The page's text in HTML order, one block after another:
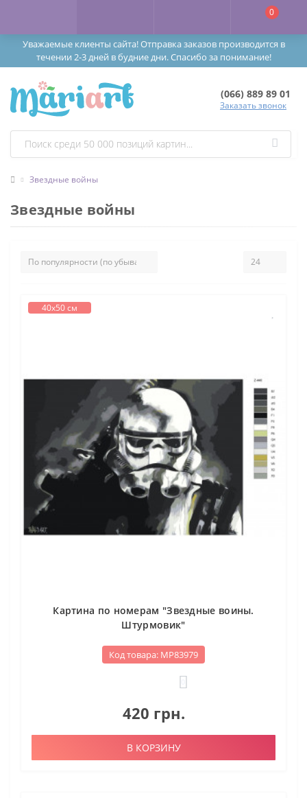
Уважаемые клиенты сайта! Отправка заказов производится в
течении 2-3 дней в будние дни. Спасибо за понимание!
0
(066) 889 89 01
Заказать звонок
Звездные войны
Звездные войны
40х50 см
Картина по номерам "Звездные воины.
Штурмовик"
Код товара: МР83979
420 грн.
В КОРЗИНУ